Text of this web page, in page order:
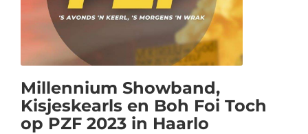
Millennium Showband,
Kisjeskearls en Boh Foi Toch
op PZF 2023 in Haarlo